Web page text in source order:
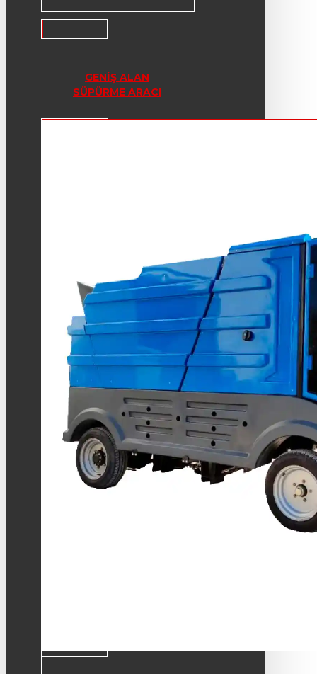
GENIŞ ALAN
SÜPÜRME ARACI